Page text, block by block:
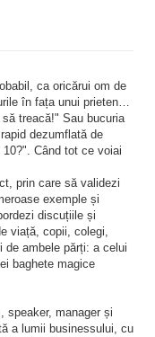
ca oricărui om de
în fața unui prieten…
treacă!" Sau bucuria
dezumflată de
Când tot ce voiai
prin care să validezi
exemple și
discuțiile și
viață, copii, colegi,
ambele părți: a celui
baghete magice
speaker, manager și
a lumii businessului, cu